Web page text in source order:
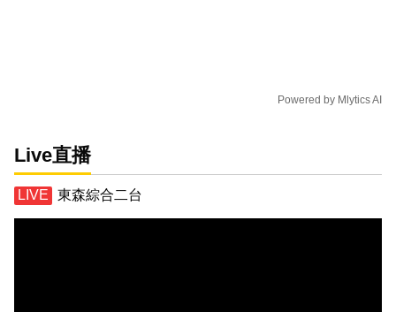
Powered by Mlytics AI
Live直播
東森綜合二台